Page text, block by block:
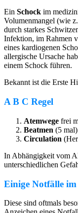
Ein Schock im
Volumenmangel (wie
durch starkes
Infektion, im Rahmen
eines kardiogenen
allergische Ursache
einem Schock führen.
Bekannt ist die Erste
A B C Regel
Atemwege frei
Beatmen (5 mal)
Circulation
In Abhängigkeit vom
unterschiedlichen
Einige Notfälle
Diese sind oftmals